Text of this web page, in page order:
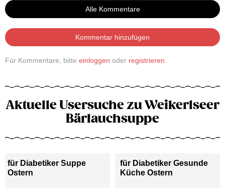
Alle Kommentare
Kommentar hinzufügen
Für Kommentare, bitte einloggen oder registrieren
Aktuelle Usersuche zu Weikerlseer
Bärlauchsuppe
für Diabetiker Suppe
Ostern
für Diabetiker Gesunde
Küche Ostern